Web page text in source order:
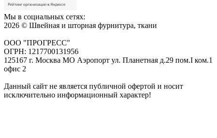
Мы в социальных сетях:
2026 © Швейная и шторная фурнитура, ткани
ООО "ПРОГРЕСС"
ОГРН: 1217700131956
125167 г. Москва МО Аэропорт ул. Планетная д.29 пом.I ком.1
офис 2
Данный сайт не является публичной офертой и носит
исключительно информационный характер!